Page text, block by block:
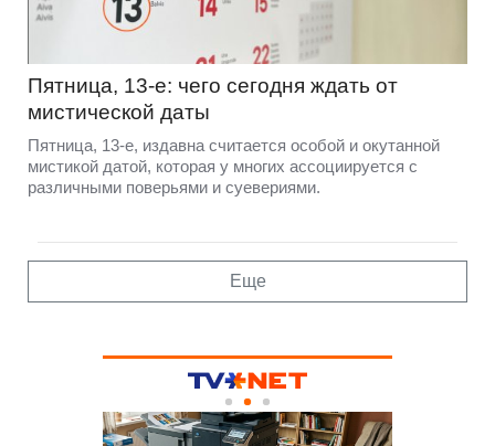
Пятница, 13-е: чего сегодня ждать от
мистической даты
Пятница, 13-е, издавна считается особой и окутанной
мистикой датой, которая у многих ассоциируется с
различными поверьями и суевериями.
Еще